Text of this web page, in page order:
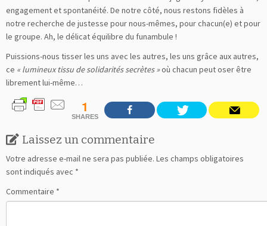
engagement et spontanéité. De notre côté, nous restons fidèles à
notre recherche de justesse pour nous-mêmes, pour chacun(e) et pour
le groupe. Ah, le délicat équilibre du funambule !
Puissions-nous tisser les uns avec les autres, les uns grâce aux autres,
ce « lumineux tissu de solidarités secrètes »où chacun peut oser être
librement lui-même…
1
SHARES
Laissez un commentaire
Votre adresse e-mail ne sera pas publiée. Les champs obligatoires
sont indiqués avec *
Commentaire *